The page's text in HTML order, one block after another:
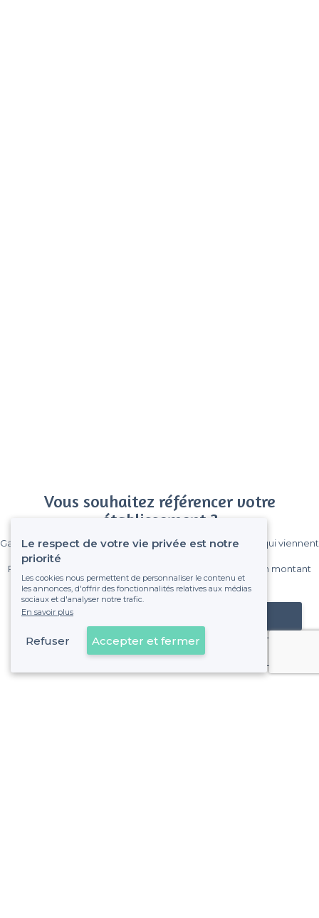
Vous souhaitez référencer votre
établissement ?
Gagnez de nombreux clients parmi le million de visiteurs qui viennent
Pas de commissions et sans engagement, vous payez un montant
fixe sans risque de voir déraper la facture.
Référencer mon établissement
Déjà client
Le respect de votre vie privée est notre
priorité
Les cookies nous permettent de personnaliser le contenu et
les annonces, d'offrir des fonctionnalités relatives aux médias
sociaux et d'analyser notre trafic.
En savoir plus
Refuser Accepter et fermer